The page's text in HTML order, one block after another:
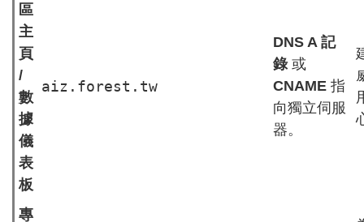
區
主
頁
/
數
據
儀
表
板
aiz.forest.tw
DNS A 記
錄或
CNAME 指
向獨立伺服
器。
專